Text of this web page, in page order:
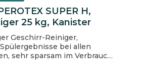
SUPER H,
25 kg, Kanister
Geschirr-Reiniger,
bei allen
sehr sparsam im Verbrauch,